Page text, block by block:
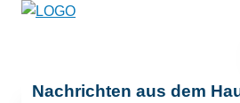
Nachrichten aus dem